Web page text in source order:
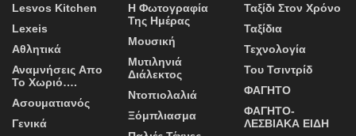
Lesvos Kitchen
Lexeis
Αθλητικά
Αναμνήσεις Απο
Το Χωριό….
Ασουματιανός
Γενικά
Η Φωτογραφία
Της Ημέρας
Μουσική
Μυτιληνιά
Διάλεκτος
Ντοπιολαλιά
Ξόμπλιασμα
Ταξίδι Στον Χρόνο
Ταξίδια
Τεχνολογία
Του Τσιντρίδ
ΦΑΓΗΤΟ
ΦΑΓΗΤΟ-
ΛΕΣΒΙΑΚΑ ΕΙΔΗ